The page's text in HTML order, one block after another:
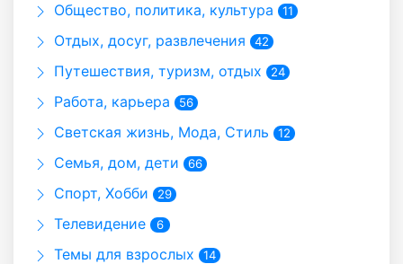
Общество, политика, культура 11
Отдых, досуг, развлечения 42
Путешествия, туризм, отдых 24
Работа, карьера 56
Светская жизнь, Мода, Стиль 12
Семья, дом, дети 66
Спорт, Хобби 29
Телевидение 6
Темы для взрослых 14